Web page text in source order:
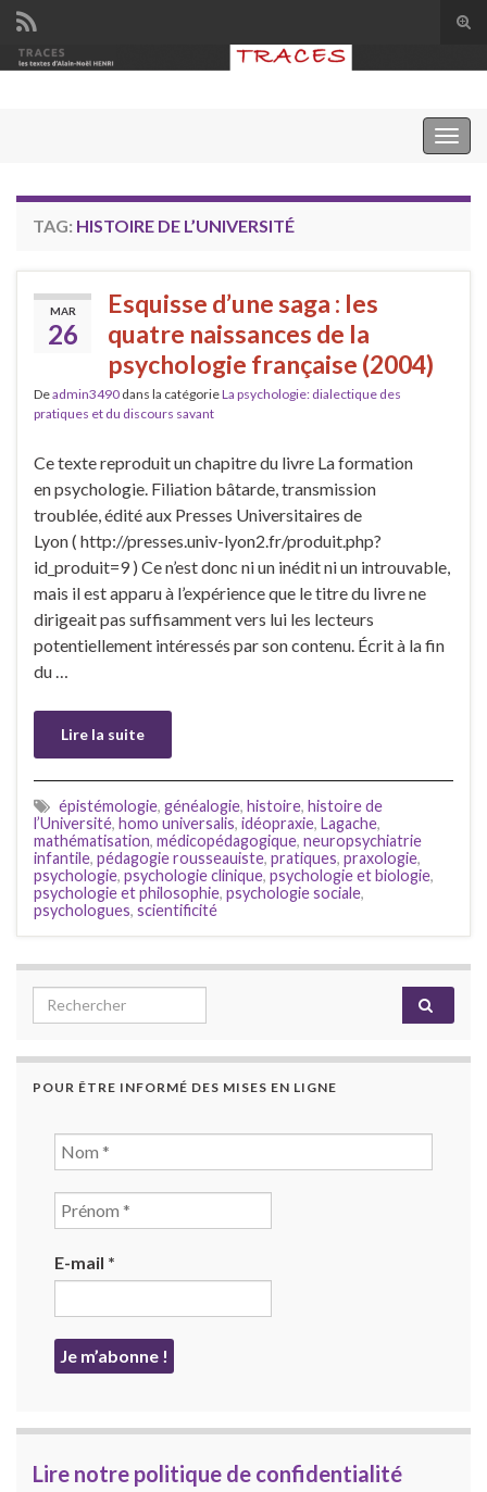
Search for:
TAG: HISTOIRE DE L’UNIVERSITÉ
MAR
26
Esquisse d’une saga : les
quatre naissances de la
psychologie française (2004)
Deadmin3490 dans la catégorieLa psychologie: dialectique des
pratiques et du discours savant
Ce texte reproduit un chapitre du livre La formation
en psychologie. Filiation bâtarde, transmission
troublée, édité aux Presses Universitaires de
Lyon ( http://presses.univ-lyon2.fr/produit.php?
id_produit=9 ) Ce n’est donc ni un inédit ni un introuvable,
mais il est apparu à l’expérience que le titre du livre ne
dirigeait pas suffisamment vers lui les lecteurs
potentiellement intéressés par son contenu. Écrit à la fin
du …
Lire la suite
épistémologie, généalogie, histoire, histoire de
l’Université, homo universalis, idéopraxie, Lagache,
mathématisation, médicopédagogique, neuropsychiatrie
infantile, pédagogie rousseauiste, pratiques, praxologie,
psychologie, psychologie clinique, psychologie et biologie,
psychologie et philosophie, psychologie sociale,
psychologues, scientificité
Search for:
POUR ÊTRE INFORMÉ DES MISES EN LIGNE
E-mail *
Lire notre politique de confidentialité